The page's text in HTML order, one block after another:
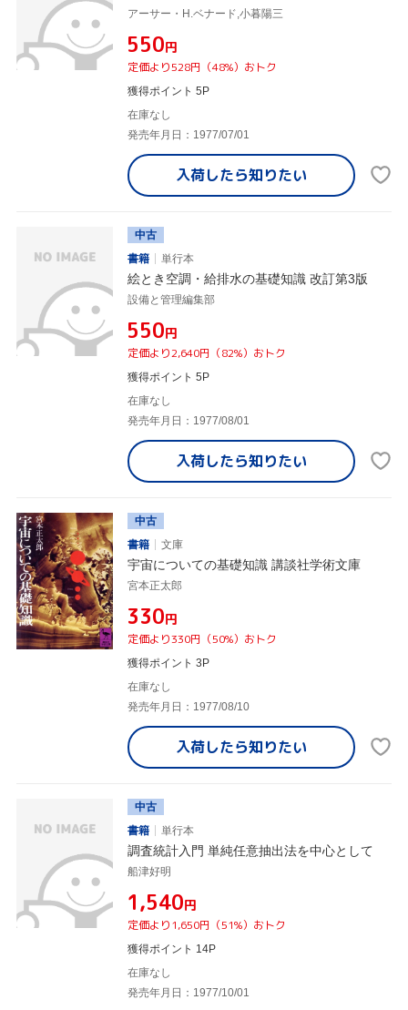
アーサー・H.ベナード,小暮陽三
¥550円
定価より528円（48%）おトク
獲得ポイント 5P
在庫なし
発売年月日：1977/07/01
入荷したら知りたい
中古
書籍
単行本
絵とき空調・給排水の基礎知識 改訂第3版
設備と管理編集部
¥550円
定価より2,640円（82%）おトク
獲得ポイント 5P
在庫なし
発売年月日：1977/08/01
入荷したら知りたい
中古
書籍
文庫
宇宙についての基礎知識 講談社学術文庫
宮本正太郎
¥330円
定価より330円（50%）おトク
獲得ポイント 3P
在庫なし
発売年月日：1977/08/10
入荷したら知りたい
中古
書籍
単行本
調査統計入門 単純任意抽出法を中心として
船津好明
¥1,540円
定価より1,650円（51%）おトク
獲得ポイント 14P
在庫なし
発売年月日：1977/10/01